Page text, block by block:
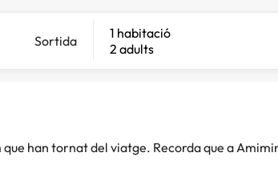
Sortida
1 habitació
2 adults
han tornat del viatge. Recorda que a